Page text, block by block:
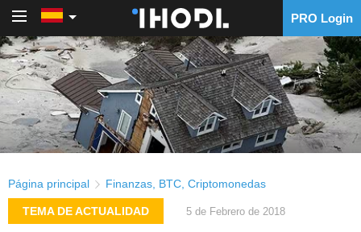
PRO Login
Página principal Finanzas BTC Criptomonedas
TEMA DE ACTUALIDAD 5 de Febrero de 2018